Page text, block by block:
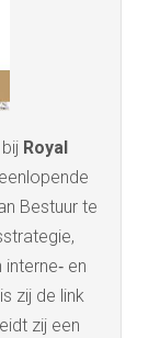
bij Royal
Bestuur te
en
zij de link
zij een